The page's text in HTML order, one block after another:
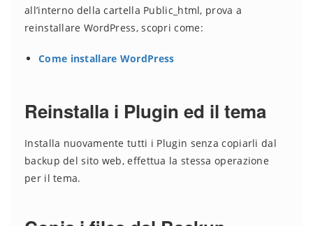
all’interno della cartella Public_html, prova a
reinstallare WordPress, scopri come:
Come installare WordPress
Reinstalla i Plugin ed il tema
Installa nuovamente tutti i Plugin senza copiarli dal
backup del sito web, effettua la stessa operazione
per il tema.